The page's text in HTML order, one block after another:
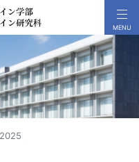
2025